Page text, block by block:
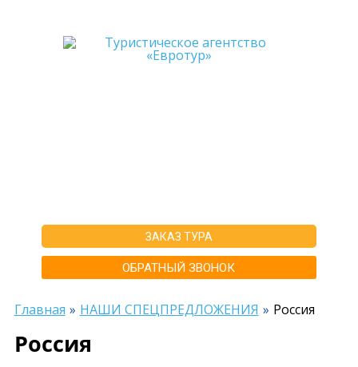
ЗАКАЗ ТУРА
ОБРАТНЫЙ ЗВОНОК
Главная НАШИ СПЕЦПРЕДЛОЖЕНИЯ Россия
Россия